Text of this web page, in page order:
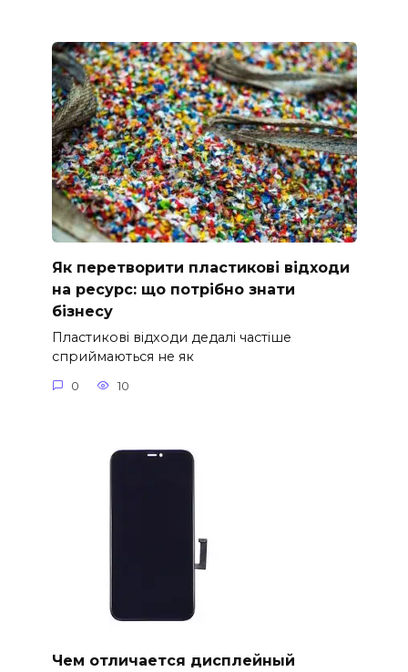
Як перетворити пластикові відходи
на ресурс: що потрібно знати
бізнесу
Пластикові відходи дедалі частіше
сприймаються не як
0 10
Чем отличается дисплейный